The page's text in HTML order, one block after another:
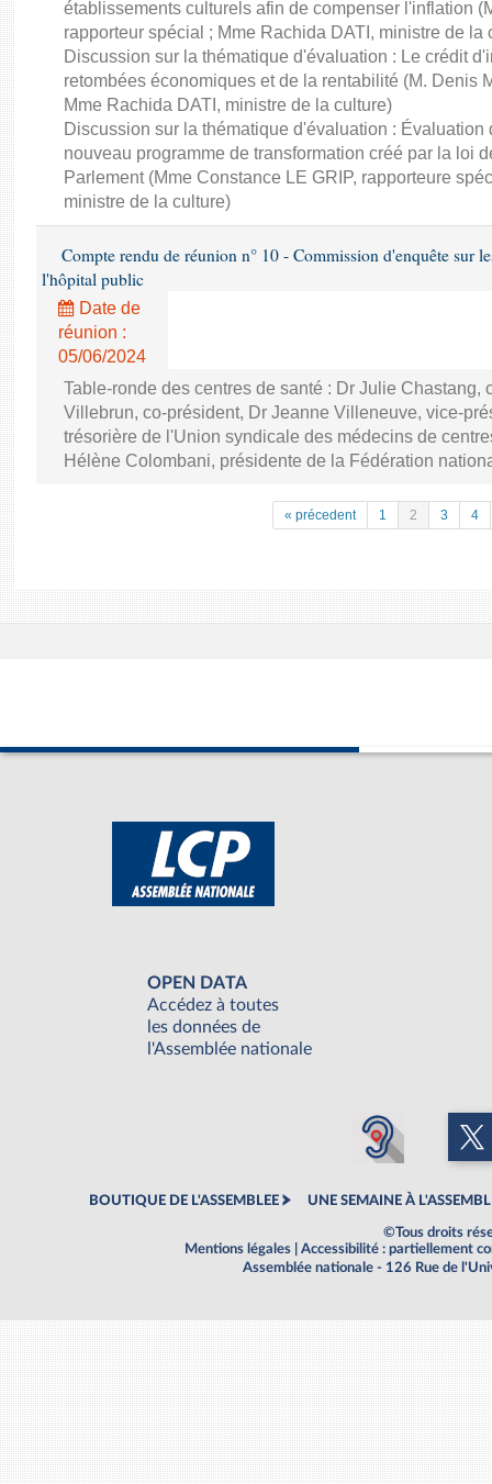
établissements culturels afin de compenser l'inflation
rapporteur spécial ; Mme Rachida DATI, ministre de la
Discussion sur la thématique d'évaluation : Le crédit
retombées économiques et de la rentabilité (M. Denis
Mme Rachida DATI, ministre de la culture)
Discussion sur la thématique d'évaluation : Évaluation
nouveau programme de transformation créé par la loi
Parlement (Mme Constance LE GRIP, rapporteure
ministre de la culture)
Compte rendu de réunion n° 10 - Commission d'enquête sur
l'hôpital public
Date de
réunion :
05/06/2024
Table-ronde des centres de santé : Dr Julie Chastang,
Villebrun, co-président, Dr Jeanne Villeneuve, vice-
trésorière de l'Union syndicale des médecins de
Hélène Colombani, présidente de la Fédération
« précedent 1 2 3 4
OPEN DATA
Accédez à toutes
les données de
l'Assemblée nationale
BOUTIQUE DE L'ASSEMBLEE UNE SEMAINE À
©Tous droits
Mentions légales
Accessibilité : partiellement
Assemblée nationale - 126 Rue de